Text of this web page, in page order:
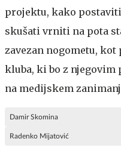
projektu, kako
skušati vrniti na pota
zavezan nogometu,
kluba, ki bo z
na medijskem
Damir Skomina
Radenko Mijatović